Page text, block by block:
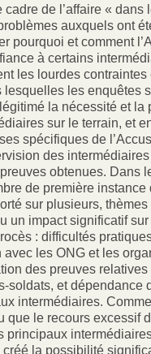
de l’affaire « dans
auxquels ont
pourquoi et comment
à certains
les lourdes contraintes
lesquelles les enquêtes
la nécessité et la
sur le terrain, et
spécifiques de
des
obtenues. Dans
de première instance
sur plusieurs,
un impact significatif
: difficultés
les ONG et les
des preuves relatives
soldats, et dépendance
intermédiaires.
que le recours excessif
principaux
la possibilité